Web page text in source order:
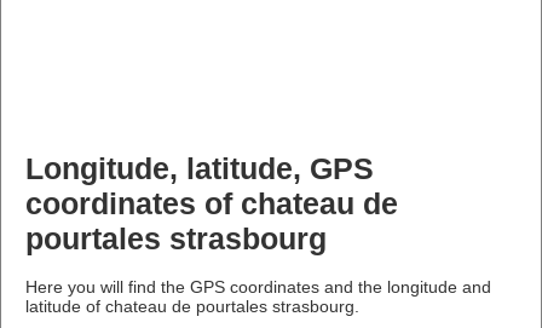
Longitude, latitude, GPS
coordinates of chateau de
pourtales strasbourg
Here you will find the GPS coordinates and the longitude and
latitude of chateau de pourtales strasbourg.